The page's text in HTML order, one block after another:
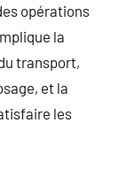
opérations
la
transport,
et la
les